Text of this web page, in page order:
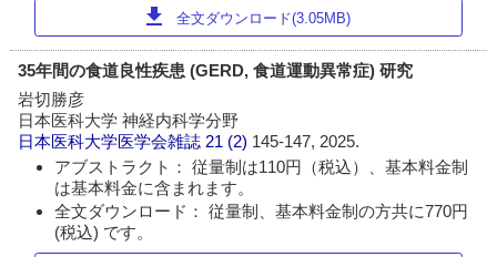
download 全文ダウンロード(3.05MB)
35年間の食道良性疾患 (GERD, 食道運動異常症) 研究
岩切勝彦
日本医科大学 神経内科学分野
日本医科大学医学会雑誌 21 (2) 145-147, 2025.
アブストラクト： 従量制は110円（税込）、基本料金制
は基本料金に含まれます。
全文ダウンロード： 従量制、基本料金制の方共に770円
(税込) です。